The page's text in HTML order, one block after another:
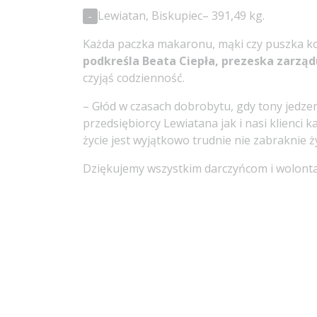
-
Lewiatan, Biskupiec– 391,49 kg.
Każda paczka makaronu, mąki czy puszka
podkreśla Beata Ciepła, prezeska
czyjąś codzienność.
– Głód w czasach dobrobytu, gdy tony
przedsiębiorcy Lewiatana jak i nasi klienci
życie jest wyjątkowo trudnie nie zabraknie
Dziękujemy wszystkim darczyńcom i